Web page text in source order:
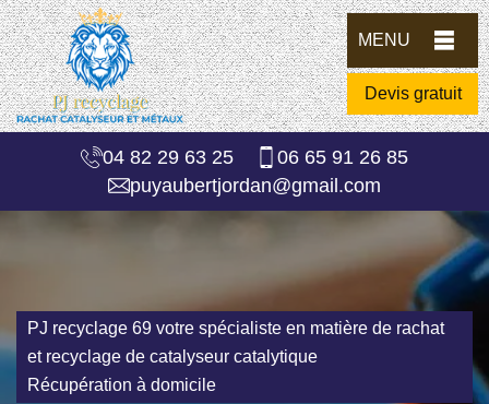
MENU
Devis gratuit
04 82 29 63 25
06 65 91 26 85
puyaubertjordan@gmail.com
PJ recyclage 69 votre spécialiste en matière de rachat
et recyclage de catalyseur catalytique
Récupération à domicile